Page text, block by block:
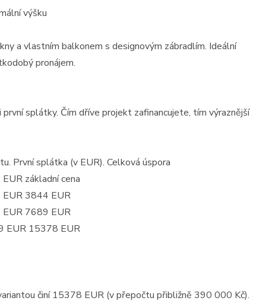
výšku
a vlastním balkonem s designovým zábradlím. Ideální
pronájem.
splátky. Čím dříve projekt zafinancujete, tím výraznější
První splátka (v EUR). Celková úspora
základní cena
3844 EUR
7689 EUR
EUR 15378 EUR
činí 15378 EUR (v přepočtu přibližně 390 000 Kč).